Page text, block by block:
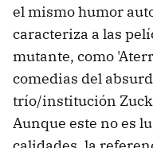
el mismo humor
caracteriza a las
mutante, como
comedias del
trío/institución
Aunque este no es